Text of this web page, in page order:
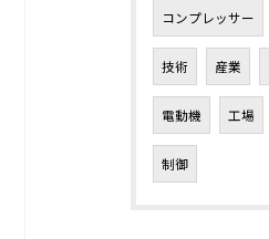
コンプレッサー
技術 産業
電動機 工場
制御